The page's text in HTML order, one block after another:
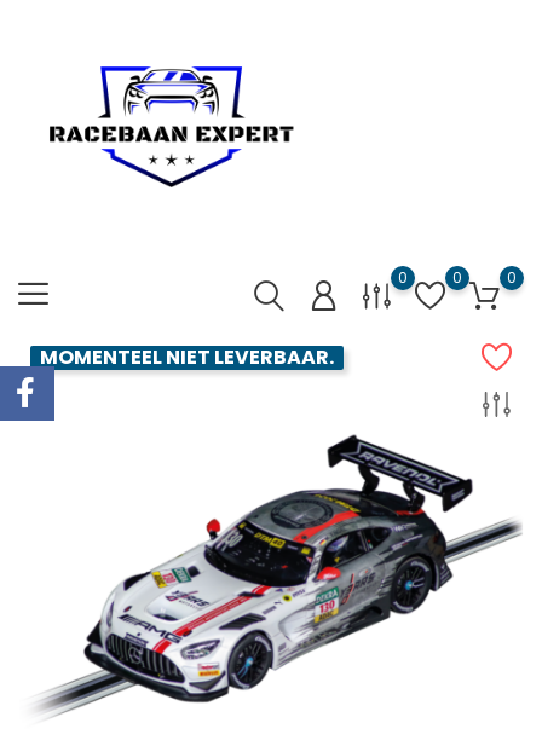
0 0 0
MOMENTEEL NIET LEVERBAAR.